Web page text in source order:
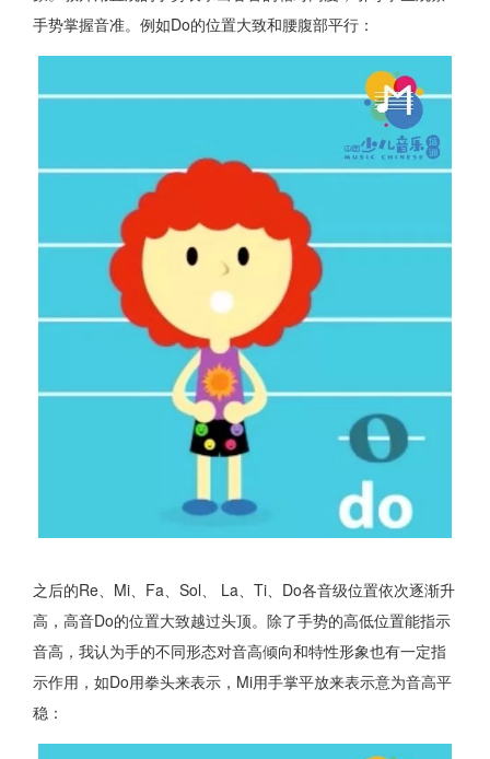
手势掌握音准。例如Do的位置大致和腰腹部平行：
之后的Re、Mi、Fa、Sol、 La、Ti、Do各音级位置依次逐渐升
高，高音Do的位置大致越过头顶。除了手势的高低位置能指示
音高，我认为手的不同形态对音高倾向和特性形象也有一定指
示作用，如Do用拳头来表示，Mi用手掌平放来表示意为音高平
稳：